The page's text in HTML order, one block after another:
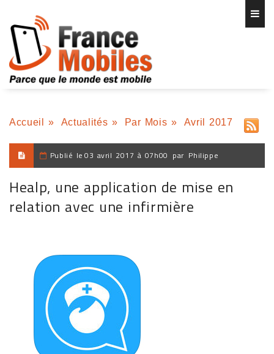
Accueil » Actualités » Par Mois » Avril 2017
Publié le 03 avril 2017 à 07h00 par Philippe
Healp, une application de mise en
relation avec une infirmière